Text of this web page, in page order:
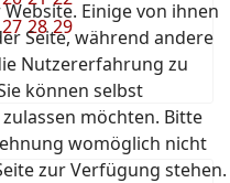
27 28 29
Einige von ihnen
Seite, während andere
Nutzererfahrung zu
können selbst
möchten. Bitte
womöglich nicht
zur Verfügung stehen.